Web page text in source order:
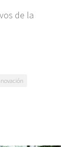
de la